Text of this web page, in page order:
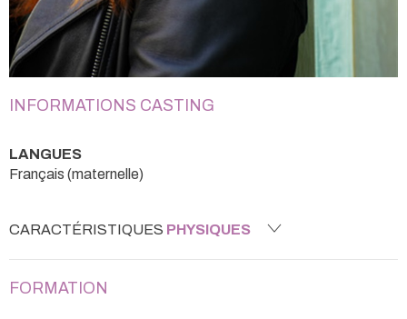
INFORMATIONS CASTING
LANGUES
Français (maternelle)
CARACTÉRISTIQUES PHYSIQUES
FORMATION